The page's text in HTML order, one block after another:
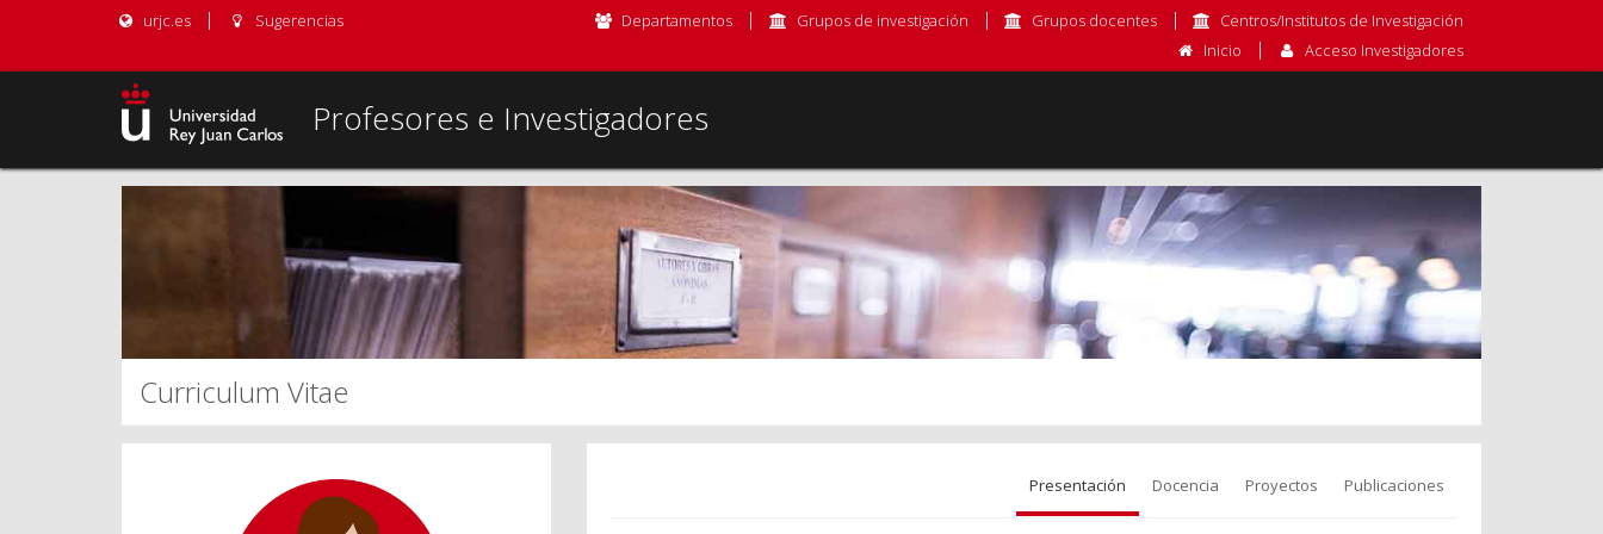
urjc.es Sugerencias Departamentos Grupos de investigación Grupos docentes
Centros/Institutos de Investigación
Inicio
Acceso Investigadores
Profesores e Investigadores
Curriculum Vitae
Presentación Docencia Proyectos Publicaciones